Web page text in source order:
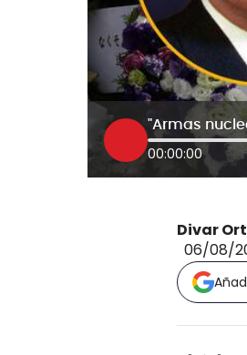
00:00:00
Divar
06/08/